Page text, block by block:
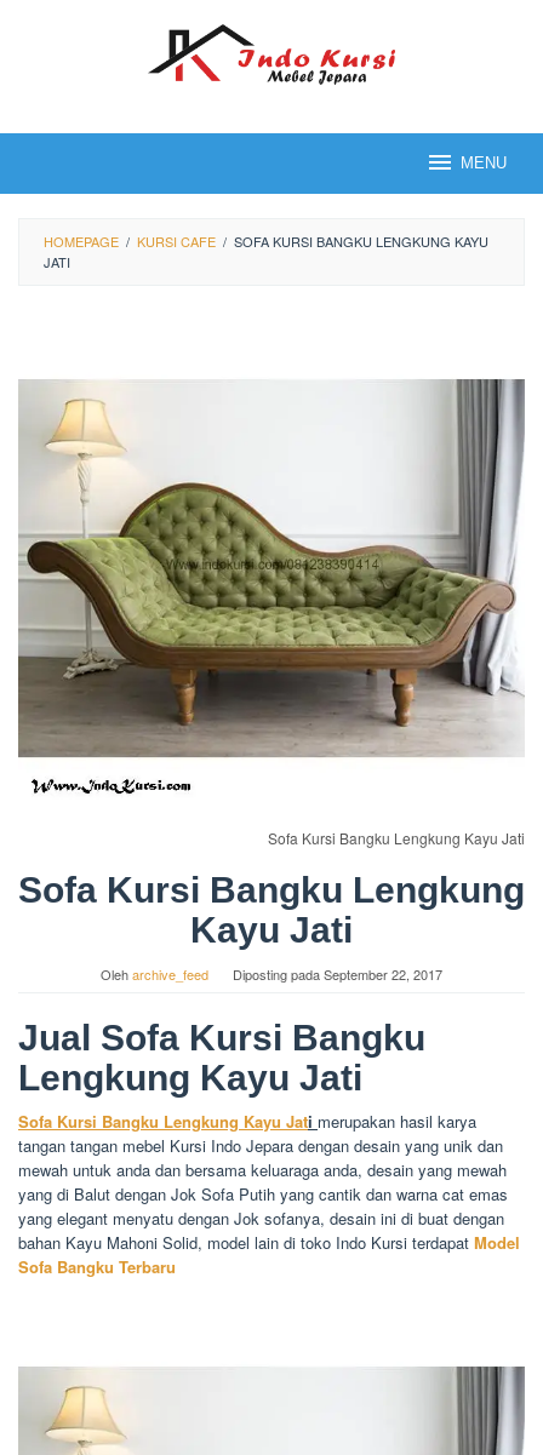
MENU
HOMEPAGE / KURSI CAFE / SOFA KURSI BANGKU LENGKUNG KAYU
JATI
Sofa Kursi Bangku Lengkung Kayu Jati
Sofa Kursi Bangku Lengkung
Kayu Jati
Oleharchive_feed Diposting padaSeptember 22, 2017
Jual Sofa Kursi Bangku
Lengkung Kayu Jati
Sofa Kursi Bangku Lengkung Kayu Jati merupakan hasil karya
tangan tangan mebel Kursi Indo Jepara dengan desain yang unik dan
mewah untuk anda dan bersama keluaraga anda, desain yang mewah
yang di Balut dengan Jok Sofa Putih yang cantik dan warna cat emas
yang elegant menyatu dengan Jok sofanya, desain ini di buat dengan
bahan Kayu Mahoni Solid, model lain di toko Indo Kursi terdapat Model
Sofa Bangku Terbaru